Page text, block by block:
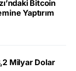
Bitcoin
Yaptırım
Milyar Dolar